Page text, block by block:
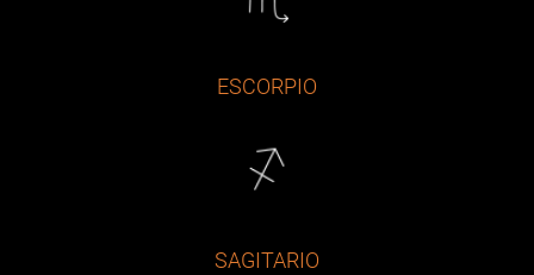
ESCORPIO
SAGITARIO